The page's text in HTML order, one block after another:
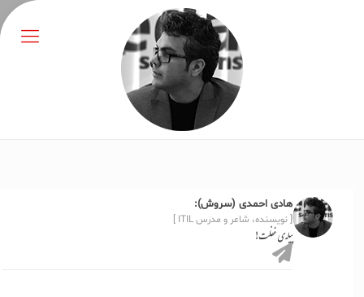
هادی احمدی (سروش):
[ نویسنده، شاعر و مدرس ITIL ]
پیله‌ی غفلت!